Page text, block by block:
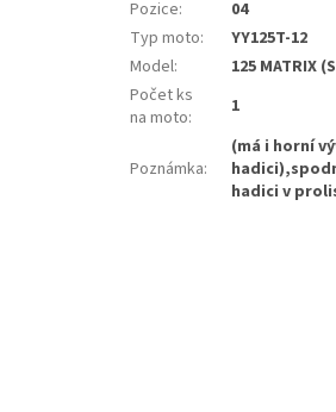
Pozice:
04
Typ moto:
YY125T-12
Model:
125 MATRIX
Počet ks
na moto: 1
Poznámka:
(má i horní
hadici v